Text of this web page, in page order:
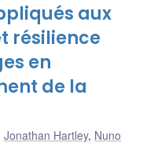
aux
résilience
en
de la
Jonathan Hartley, Nuno